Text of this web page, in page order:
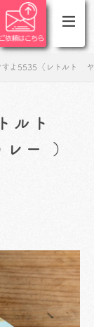
すよ5535（レトルト
ルト
ー ）